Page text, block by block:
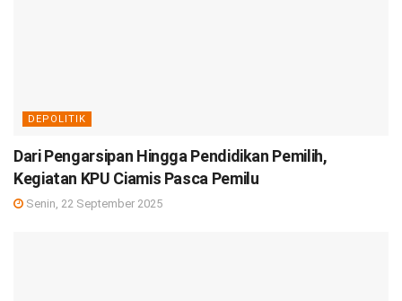
DEPOLITIK
Dari Pengarsipan Hingga Pendidikan Pemilih,
Kegiatan KPU Ciamis Pasca Pemilu
Senin, 22 September 2025